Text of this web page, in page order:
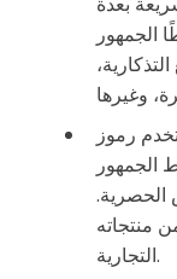
الجمهور
رموز
الجمهور
منتجاته
التجارية.